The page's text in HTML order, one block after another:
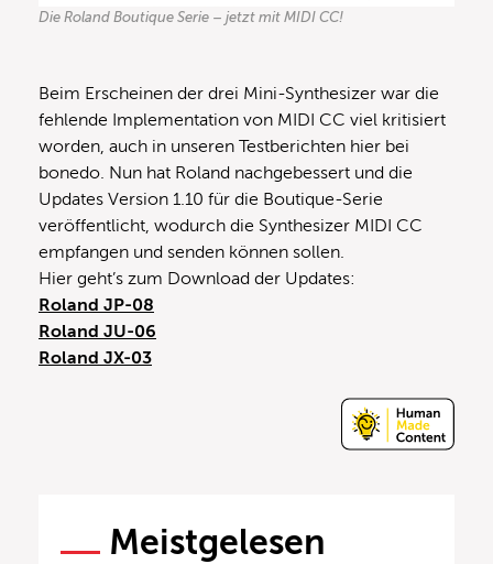
Die Roland Boutique Serie – jetzt mit MIDI CC!
Beim Erscheinen der drei Mini-Synthesizer war die
fehlende Implementation von MIDI CC viel kritisiert
worden, auch in unseren Testberichten hier bei
bonedo. Nun hat Roland nachgebessert und die
Updates Version 1.10 für die Boutique-Serie
veröffentlicht, wodurch die Synthesizer MIDI CC
empfangen und senden können sollen.
Hier geht’s zum Download der Updates:
Roland JP-08
Roland JU-06
Roland JX-03
Meistgelesen